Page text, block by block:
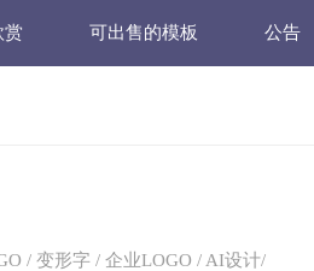
赏 可出售的模板 公告
/ 变形字 / 企业LOGO / AI设计/